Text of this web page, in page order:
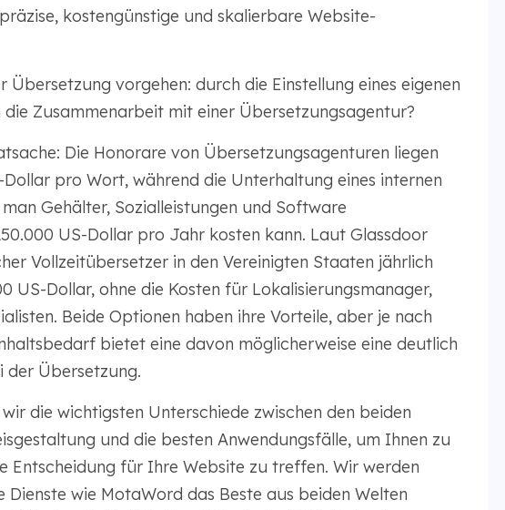
​​kostengünstige und skalierbare Website-
Übersetzung vorgehen: durch die Einstellung eines eigenen
Zusammenarbeit mit einer Übersetzungsagentur?
Die Honorare von Übersetzungsagenturen liegen
Dollar pro Wort, während die Unterhaltung eines internen
Gehälter, Sozialleistungen und Software
US-Dollar pro Jahr kosten kann. Laut Glassdoor
Vollzeitübersetzer in den Vereinigten Staaten jährlich
US-Dollar, ohne die Kosten für Lokalisierungsmanager,
Beide Optionen haben ihre Vorteile, aber je nach
bietet eine davon möglicherweise eine deutlich
der Übersetzung.
die wichtigsten Unterschiede zwischen den beiden
und die besten Anwendungsfälle, um Ihnen zu
Entscheidung für Ihre Website zu treffen. Wir werden
Dienste wie MotaWord das Beste aus beiden Welten